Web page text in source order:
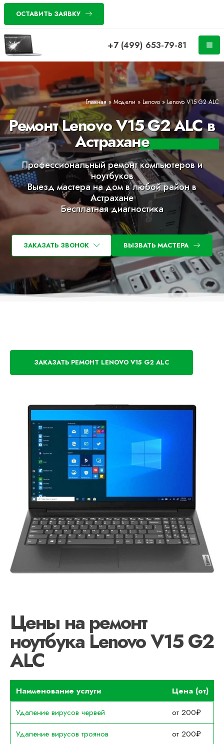
ОСТАВИТЬ ЗАЯВКУ
+7 (499) 653-79-81
Главная » Модели » Lenovo»Lenovo V15 G2 ALC
Ремонт Lenovo V15 G2 ALC в
Астрахане
Профессиональный ремонт компьютеров и
ноутбуков
Выезд мастера на дом в любой район в
Астрахане
Бесплатная диагностика
ЗАКАЗАТЬ ЗВОНОК ВЫЗВАТЬ МАСТЕРА
ЗАКАЗАТЬ РЕМОНТ LENOVO V15 G2 ALC
Цены на ремонт
ноутбука Lenovo V15 G2
ALC
Наименование услуги
Цена (от)
Удаление вирусов червей
от 200₽
Удаление вирусов троянов
от 200₽